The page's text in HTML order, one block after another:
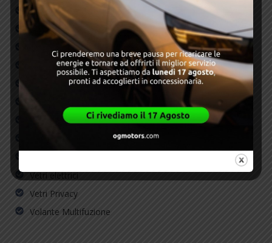
Carplay/Android Auto
Chiusura centralizzata
Climatizzatore
Driver and front-passenger advanced airbags
FARI FULL LED
Fendinebbia
SENSORI DI PARCHEGGIO
Vetri elettrici
Vetri Privacy
Volante Multifuzione